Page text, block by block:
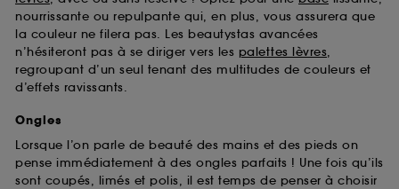
nourrissante ou repulpante qui, en plus, vous assurera que
la couleur ne filera pas. Les beautystas avancées
n’hésiteront pas à se diriger vers les palettes lèvres,
regroupant d’un seul tenant des multitudes de couleurs et
d’effets ravissants.
Ongles
Lorsque l’on parle de beauté des mains et des pieds on
pense immédiatement à des ongles parfaits ! Une fois qu’ils
sont coupés, limés et polis, il est temps de penser à choisir